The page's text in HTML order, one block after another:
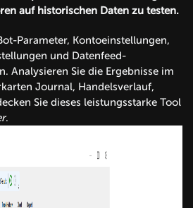
auf historischen Daten zu testen.
Parameter, Kontoeinstellungen,
und Datenfeed-
Analysieren Sie die Ergebnisse im
Journal, Handelsverlauf,
Sie dieses leistungsstarke Tool
.